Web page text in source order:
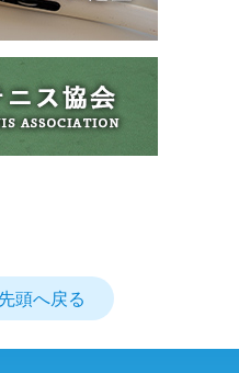
頭へ戻る